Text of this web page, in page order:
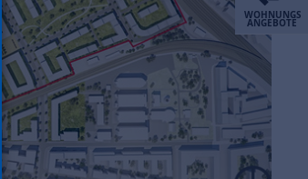
WOHNUNGS
ANGEBOTE